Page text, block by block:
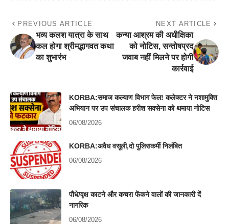
PREVIOUS ARTICLE
भव्य कलश यात्रा के साथ
कल होगा श्रीमद्भागवत कथा
का शुभारंभ
NEXT ARTICLE
कन्या आश्रम की अधीक्षिका
को नोटिस, सन्तोषप्रद
जवाब नहीं मिलने पर होगी
कार्रवाई
KORBA:समाज कल्याण विभाग फेल! कलेक्टर ने नशामुक्ति
अभियान पर उप संचालक हरीश सक्सेना को थमाया नोटिस
06/08/2026
KORBA:अवैध वसूली,दो पुलिसकर्मी निलंबित
06/08/2026
पौधे/वृक्ष काटने और कचरा फेंकने वालों की जानकारी दें
नागरिक
06/08/2026